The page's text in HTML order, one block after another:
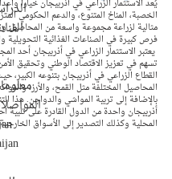
يُعد الاستثمار الزراعي في أذربيجان خياراً
الخصبة، المناخ المتنوع، والدعم الحكومي
مثالية لزراعة مجموعة واسعة من المحاصيل
فرص كبيرة في الصناعات الغذائية التحويلية
يعتبر الاستثمار الزراعي في أذربيجان أحد
تسهم في تعزيز الاقتصاد الوطني وتحقيق
القطاع الزراعي في أذربيجان بتنوعه الكبير،
المحاصيل المختلفة مثل القمح، والأرز،
بالإضافة إلى تربية المواشي والدواجن. هذا
أذربيجان واحدة من الدول القادرة على تلبية
المحلية وكذلك التصدير إلى الأسواق الخارجية